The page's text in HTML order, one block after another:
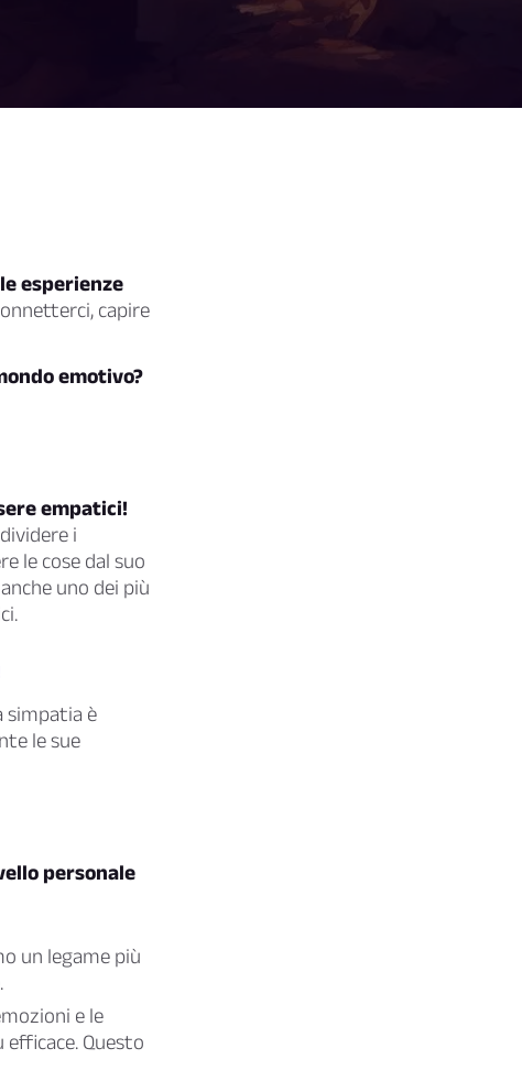
esperienze
capire
emotivo?
empatici!
i
le cose dal suo
uno dei più
simpatia è
le sue
personale
un legame più
e le
Questo